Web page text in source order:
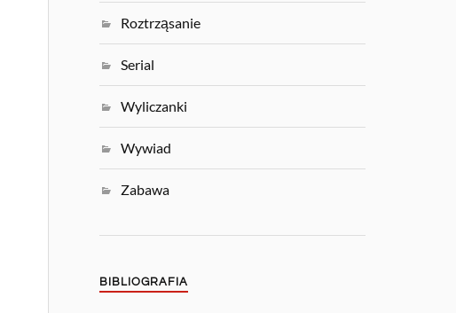
Roztrząsanie
Serial
Wyliczanki
Wywiad
Zabawa
BIBLIOGRAFIA